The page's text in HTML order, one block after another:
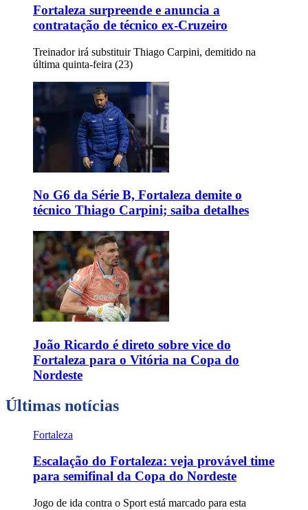
Fortaleza surpreende e anuncia a
contratação de técnico ex-Cruzeiro
Treinador irá substituir Thiago Carpini, demitido na
última quinta-feira (23)
No G6 da Série B, Fortaleza demite o
técnico Thiago Carpini; saiba detalhes
João Ricardo é direto sobre vice do
Fortaleza para o Vitória na Copa do
Nordeste
Últimas notícias
Fortaleza
Escalação do Fortaleza: veja provável time
para semifinal da Copa do Nordeste
Jogo de ida contra o Sport está marcado para esta